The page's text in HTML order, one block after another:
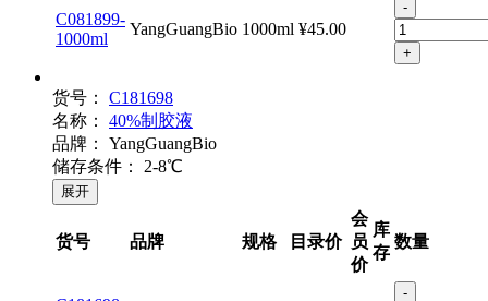
C081899-
1000ml
YangGuangBio 1000ml ¥45.00
-
+
货号：
C181698
名称：
40%制胶液
品牌：
YangGuangBio
储存条件：
2-8℃
展开
货号 品牌 规格 目录价
会
员
价
库
存
数量